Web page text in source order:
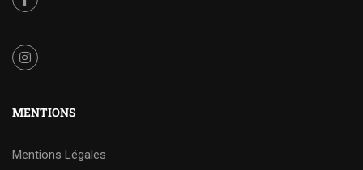
MENTIONS
Mentions Légales